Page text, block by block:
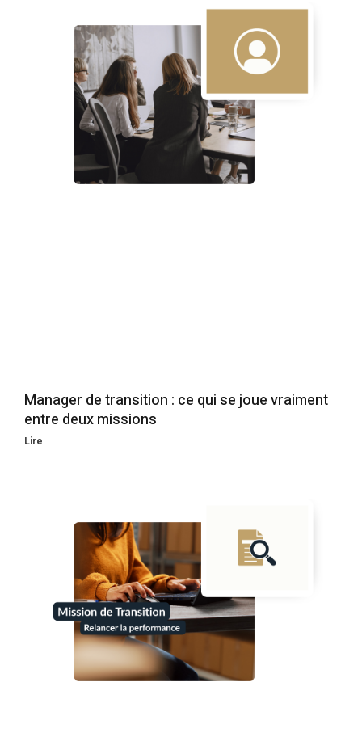
Manager de transition : ce qui se joue vraiment
entre deux missions
Lire